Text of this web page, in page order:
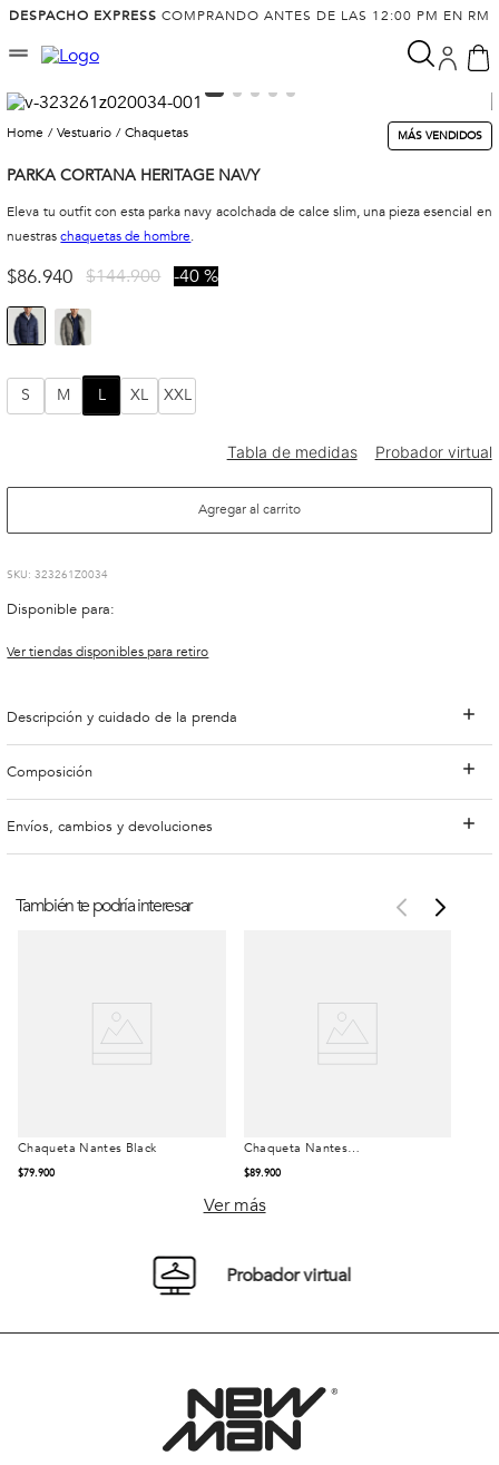
DESPACHO EXPRESS COMPRANDO ANTES DE LAS 12:00 PM EN RM
vestuario chaquetas MÁS VENDIDOS
PARKA CORTANA HERITAGE NAVY
Eleva tu outfit con esta parka navy acolchada de calce slim, una pieza esencial en
nuestraschaquetas de hombre.
$86.940 $144.900 40 %
S M L XL XXL
Agregar al carrito
:323261Z0034
Disponible para:
Ver tiendas disponibles para retiro
Descripción y cuidado de la prenda
Composición
Envíos, cambios y devoluciones
También te podría interesar
Chaqueta Nantes Black
$79.900
Talla
Chaqueta Nantes
$89.900
Talla
Ver más
Probador virtual